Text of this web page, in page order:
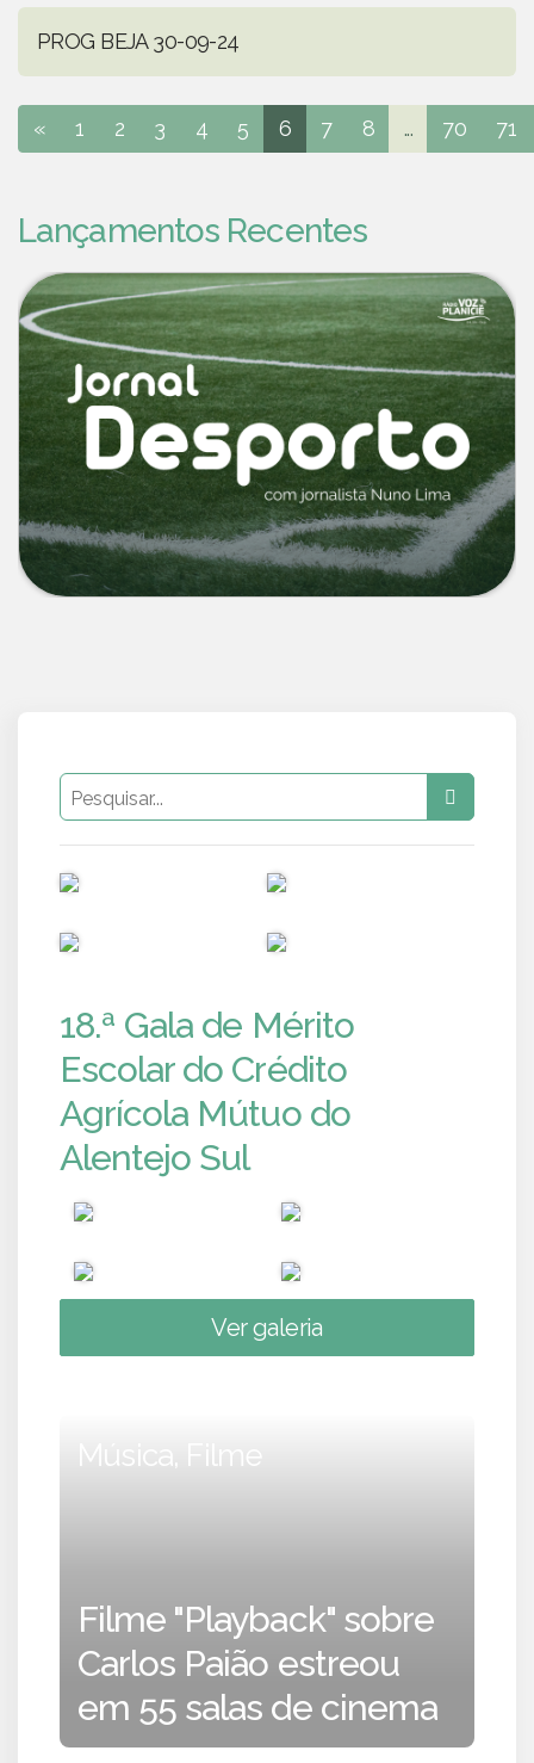
PROG BEJA 30-09-24
« 1 2 3 4 5 6 7 8 ... 70 71
Lançamentos Recentes
18.ª Gala de Mérito
Escolar do Crédito
Agrícola Mútuo do
Alentejo Sul
Ver galeria
Música, Filme
Filme "Playback" sobre
Carlos Paião estreou
em 55 salas de cinema